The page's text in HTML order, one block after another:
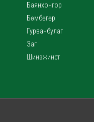
Баянхонгор
Бөмбөгөр
Гурванбулаг
Заг
Шинэжинст